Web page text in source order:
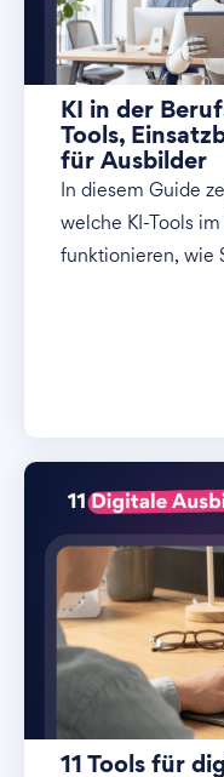
KI in der
Tools,
für Ausbilder
In diesem Guide
welche KI-Tools
funktionieren, wie
11 Tools für